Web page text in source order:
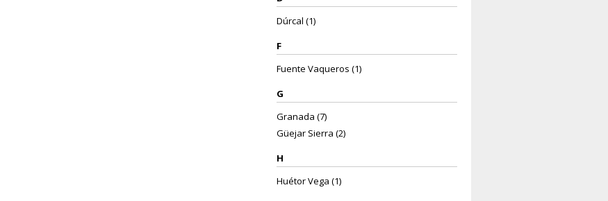
Dúrcal (1)
F
Fuente Vaqueros (1)
G
Granada (7)
Güejar Sierra (2)
H
Huétor Vega (1)